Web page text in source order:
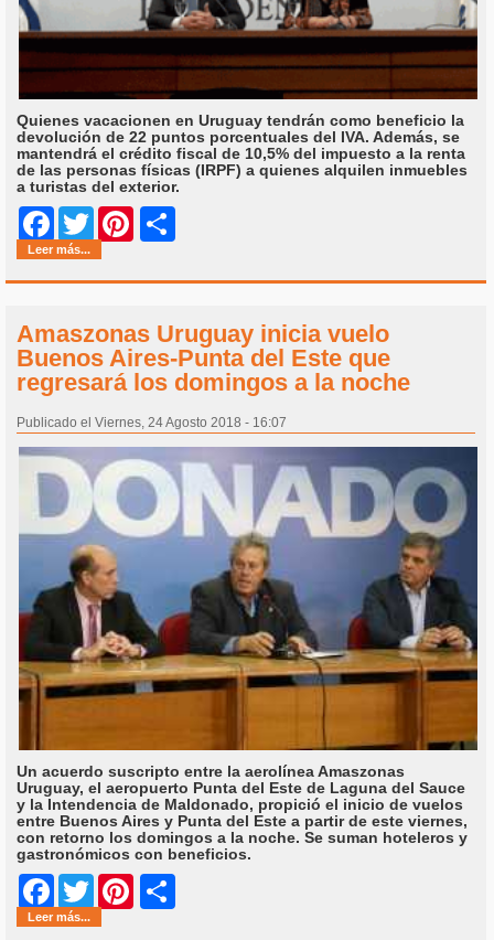
Quienes vacacionen en Uruguay tendrán como beneficio la
devolución de 22 puntos porcentuales del IVA. Además, se
mantendrá el crédito fiscal de 10,5% del impuesto a la renta
de las personas físicas (IRPF) a quienes alquilen inmuebles
a turistas del exterior.
Facebook
Twitter Pinterest
Leer más...
Amaszonas Uruguay inicia vuelo
Buenos Aires-Punta del Este que
regresará los domingos a la noche
Publicado el Viernes, 24 Agosto 2018 - 16:07
Un acuerdo suscripto entre la aerolínea Amaszonas
Uruguay, el aeropuerto Punta del Este de Laguna del Sauce
y la Intendencia de Maldonado, propició el inicio de vuelos
entre Buenos Aires y Punta del Este a partir de este viernes,
con retorno los domingos a la noche. Se suman hoteleros y
gastronómicos con beneficios.
Facebook
Twitter Pinterest
Leer más...